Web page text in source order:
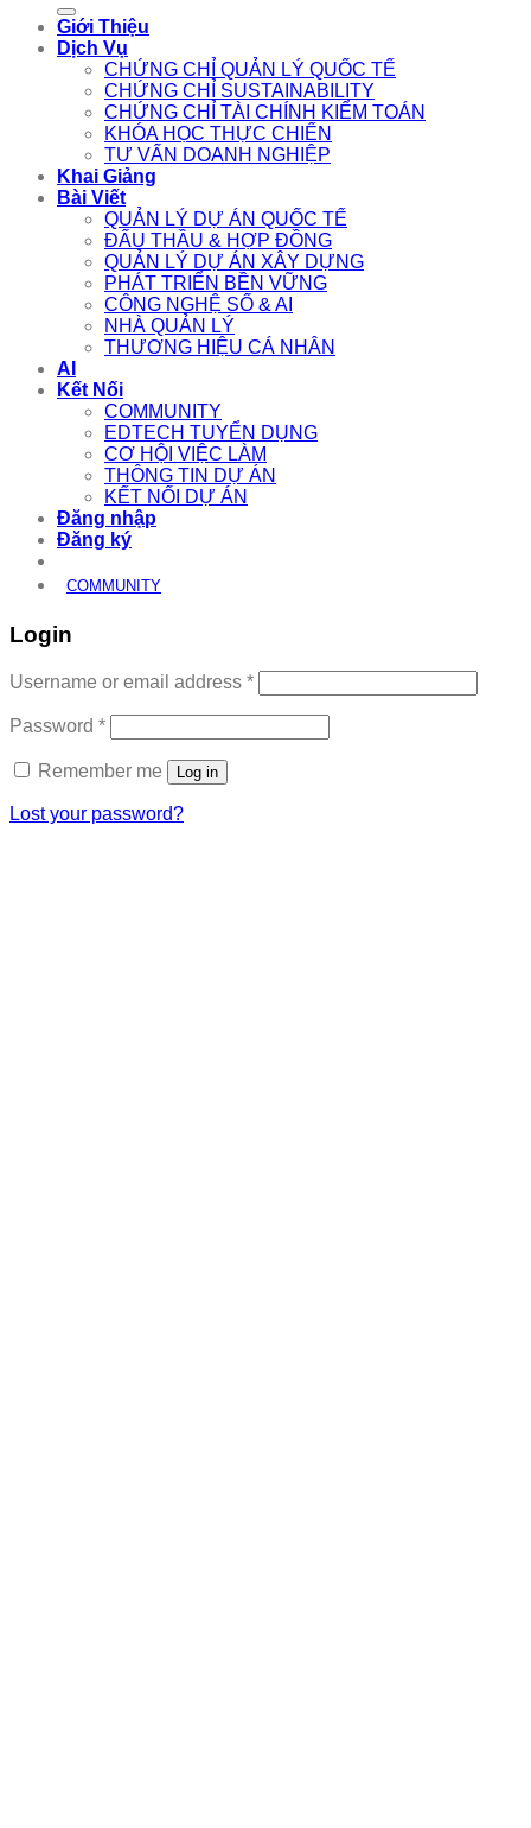
Giới Thiệu
Dịch Vụ
CHỨNG CHỈ QUẢN LÝ QUỐC TẾ
CHỨNG CHỈ SUSTAINABILITY
CHỨNG CHỈ TÀI CHÍNH KIỂM TOÁN
KHÓA HỌC THỰC CHIẾN
TƯ VẤN DOANH NGHIỆP
Khai Giảng
Bài Viết
QUẢN LÝ DỰ ÁN QUỐC TẾ
ĐẤU THẦU & HỢP ĐỒNG
QUẢN LÝ DỰ ÁN XÂY DỰNG
PHÁT TRIỂN BỀN VỮNG
CÔNG NGHỆ SỐ & AI
NHÀ QUẢN LÝ
THƯƠNG HIỆU CÁ NHÂN
AI
Kết Nối
COMMUNITY
EDTECH TUYỂN DỤNG
CƠ HỘI VIỆC LÀM
THÔNG TIN DỰ ÁN
KẾT NỐI DỰ ÁN
Đăng nhập
Đăng ký
COMMUNITY
Login
Username or email address *Required
Password *Required
Remember me Log in
Lost your password?